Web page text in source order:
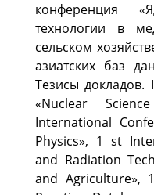
конференция
технологии в
сельском
азиатских баз
Тезисы
«Nuclear
International
Physics», 1 st
and Radiation
and Agriculture»,